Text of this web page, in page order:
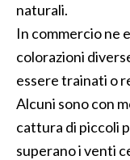
naturali.
In commercio ne
colorazioni
essere trainati o
Alcuni sono con
cattura di piccoli
superano i venti